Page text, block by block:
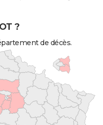
?
de décès.